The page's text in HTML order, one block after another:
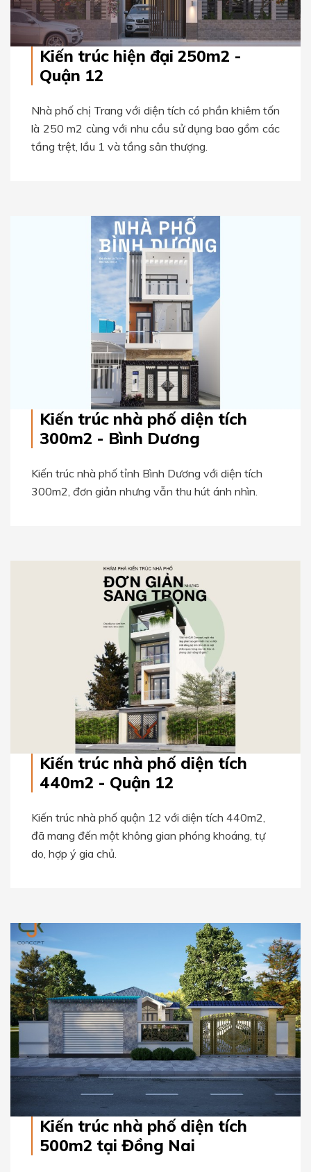
Kiến trúc hiện đại 250m2 -
Quận 12
Nhà phố chị Trang với diện tích có phần khiêm tốn
là 250 m2 cùng với nhu cầu sử dụng bao gồm các
tầng trệt, lầu 1 và tầng sân thượng.
Kiến trúc nhà phố diện tích
300m2 - Bình Dương
Kiến trúc nhà phố tỉnh Bình Dương với diện tích
300m2, đơn giản nhưng vẫn thu hút ánh nhìn.
Kiến trúc nhà phố diện tích
440m2 - Quận 12
Kiến trúc nhà phố quận 12 với diện tích 440m2,
đã mang đến một không gian phóng khoáng, tự
do, hợp ý gia chủ.
Kiến trúc nhà phố diện tích
500m2 tại Đồng Nai